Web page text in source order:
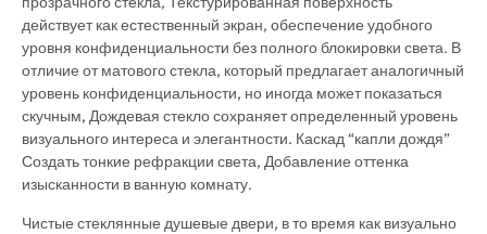
действует как естественный экран, обеспечение удобного
уровня конфиденциальности без полного блокировки света. В
отличие от матового стекла, который предлагает аналогичный
уровень конфиденциальности, но иногда может показаться
скучным, Дождевая стекло сохраняет определенный уровень
визуального интереса и элегантности. Каскад “капли дождя”
Создать тонкие рефракции света, Добавление оттенка
изысканности в ванную комнату.
Чистые стеклянные душевые двери, в то время как визуально